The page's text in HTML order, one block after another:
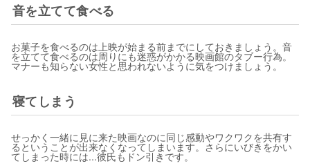
音を立てて食べる
お菓子を食べるのは上映が始まる前までにしておきましょう。音
を立てて食べるのは周りにも迷惑がかかる映画館のタブー行為。
マナーも知らない女性と思われないように気をつけましょう。
寝てしまう
せっかく一緒に見に来た映画なのに同じ感動やワクワクを共有す
るということが出来なくなってしまいます。さらにいびきをかい
てしまった時には...彼氏もドン引きです。